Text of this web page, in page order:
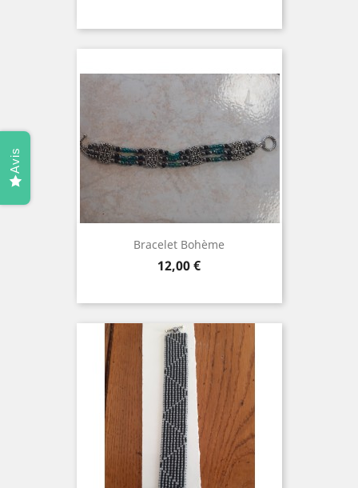
Bracelet Bohème
Prix
12,00 €
Avis